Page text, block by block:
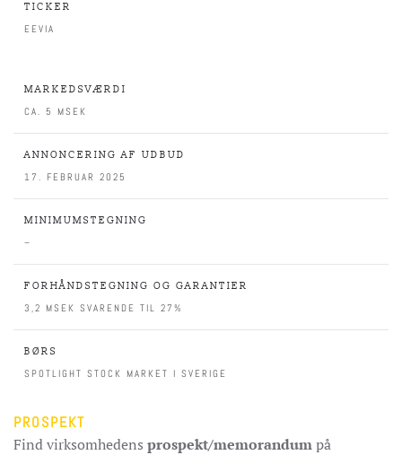
TICKER
EEVIA
MARKEDSVÆRDI
CA. 5 MSEK
ANNONCERING AF UDBUD
17. FEBRUAR 2025
MINIMUMSTEGNING
–
FORHÅNDSTEGNING OG GARANTIER
3,2 MSEK SVARENDE TIL 27%
BØRS
SPOTLIGHT STOCK MARKET I SVERIGE
PROSPEKT
Find virksomhedens prospekt/memorandumpå